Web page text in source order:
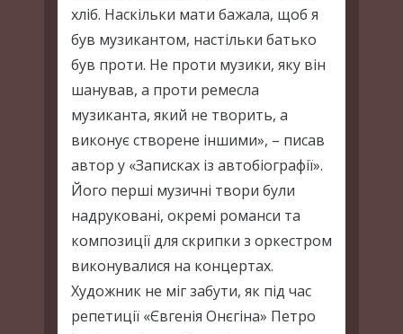
хліб. Наскільки мати бажала, щоб я
був музикантом, настільки батько
був проти. Не проти музики, яку він
шанував, а проти ремесла
музиканта, який не творить, а
виконує створене іншими», – писав
автор у «Записках із автобіографії».
Його перші музичні твори були
надруковані, окремі романси та
композиції для скрипки з оркестром
виконувалися на концертах.
Художник не міг забути, як під час
репетиції «Євгенія Онєгіна» Петро